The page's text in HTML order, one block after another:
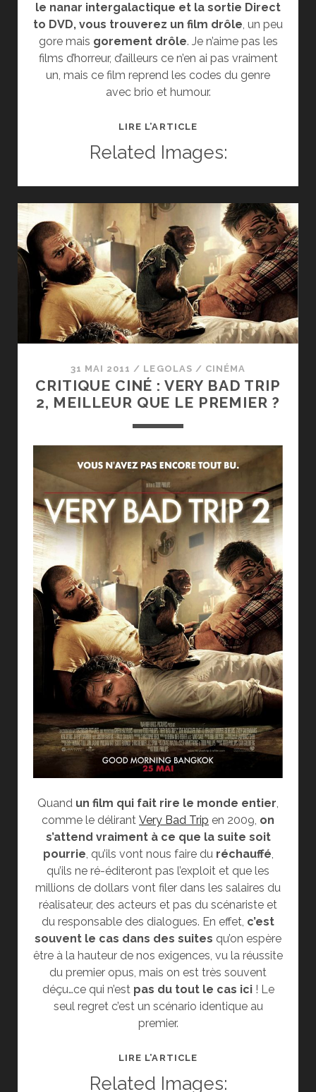
le nanar intergalactique et la sortie Direct
to DVD, vous trouverez un film drôle, un peu
gore mais gorement drôle. Je n’aime pas les
films d’horreur, d’ailleurs ce n’en ai pas vraiment
un, mais ce film reprend les codes du genre
avec brio et humour.
LIRE L’ARTICLE(CRITIQUE)
IL
VOIR
TUCKER
DALE
FIGHTENT
LE
MAL
Related Images:
31 MAI 2011 / LEGOLAS / CINÉMA
CRITIQUE CINÉ : VERY BAD TRIP
2, MEILLEUR QUE LE PREMIER ?
Quand un film qui fait rire le monde entier,
comme le délirant Very Bad Trip en 2009, on
s’attend vraiment à ce que la suite soit
pourrie, qu’ils vont nous faire du réchauffé,
qu’ils ne ré-éditeront pas l’exploit et que les
millions de dollars vont filer dans les salaires du
réalisateur, des acteurs et pas du scénariste et
du responsable des dialogues. En effet, c’est
souvent le cas dans des suites qu’on espère
être à la hauteur de nos exigences, vu la réussite
du premier opus, mais on est très souvent
déçu…ce qui n’est pas du tout le cas ici! Le
seul regret c’est un scénario identique au
premier.
LIRE L’ARTICLECRITIQUE
Related Images: